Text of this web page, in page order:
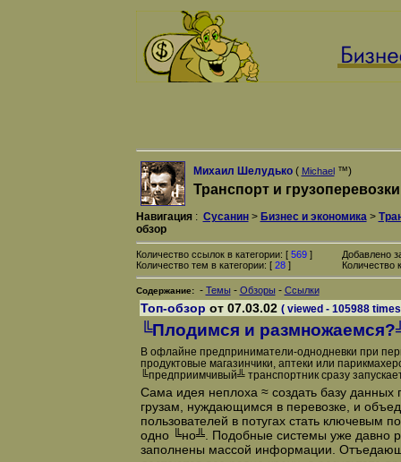
Михаил Шелудько( Michael™)
Транспорт и грузоперевозки
Навигация: Сусанин> Бизнес и экономика>
обзор
Количество ссылок в категории: [ 569]
Количество тем в категории: [ 28]
Добавлено
Количество
Содержание: - Темы - Обзоры - Ссылки
Топ-обзор от 07.03.02 ( viewed - 105988
╚Плодимся и
В офлайне предприниматели-однодневки при
продуктовые магазинчики, аптеки или
╚предприимчивый╩ транспортник сразу
Сама идея неплоха ≈ создать базу данных
грузам, нуждающимся в перевозке, и
пользователей в потугах стать ключевым
одно ╚но╩. Подобные системы уже давно
заполнены массой информации.